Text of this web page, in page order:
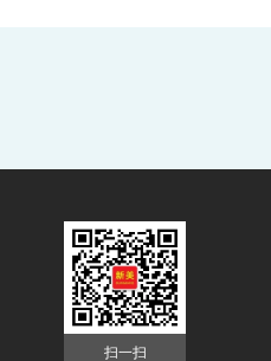
扫一扫